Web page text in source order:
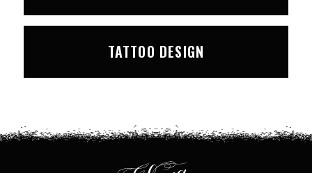
TATTOO DESIGN